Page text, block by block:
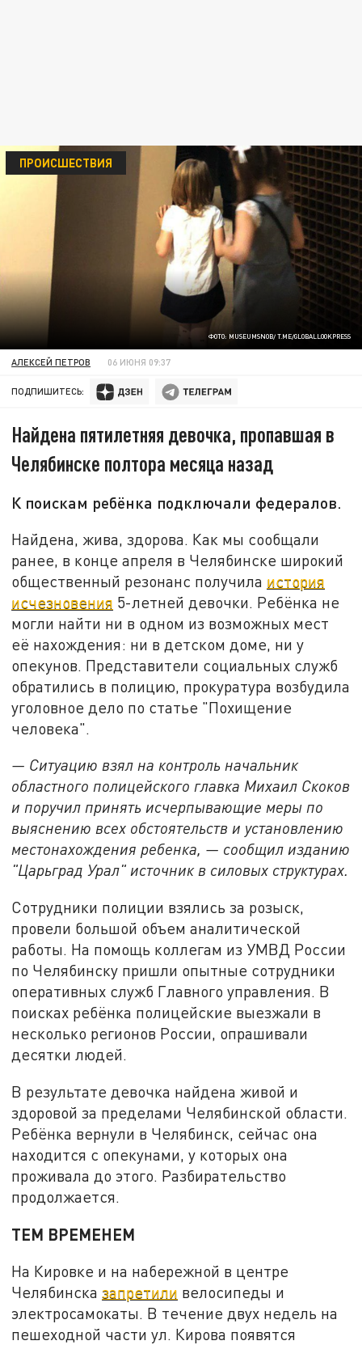
ФОТО: MUSEUMSNOB/ T.ME/GLOBALLOOKPRESS
ПРОИСШЕСТВИЯ
АЛЕКСЕЙ ПЕТРОВ 06 ИЮНЯ 09:37
ПОДПИШИТЕСЬ:
Найдена пятилетняя девочка, пропавшая в
Челябинске полтора месяца назад
К поискам ребёнка подключали федералов.
Найдена, жива, здорова. Как мы сообщали
ранее, в конце апреля в Челябинске широкий
общественный резонанс получила история
исчезновения 5-летней девочки. Ребёнка не
могли найти ни в одном из возможных мест
её нахождения: ни в детском доме, ни у
опекунов. Представители социальных служб
обратились в полицию, прокуратура возбудила
уголовное дело по статье "Похищение
человека".
— Ситуацию взял на контроль начальник
областного полицейского главка Михаил Скоков
и поручил принять исчерпывающие меры по
выяснению всех обстоятельств и установлению
местонахождения ребенка, — сообщил изданию
"Царьград Урал" источник в силовых структурах.
Сотрудники полиции взялись за розыск,
провели большой объем аналитической
работы. На помощь коллегам из УМВД России
по Челябинску пришли опытные сотрудники
оперативных служб Главного управления. В
поисках ребёнка полицейские выезжали в
несколько регионов России, опрашивали
десятки людей.
В результате девочка найдена живой и
здоровой за пределами Челябинской области.
Ребёнка вернули в Челябинск, сейчас она
находится с опекунами, у которых она
проживала до этого. Разбирательство
продолжается.
ТЕМ ВРЕМЕНЕМ
На Кировке и на набережной в центре
Челябинсказапретили велосипеды и
электросамокаты. В течение двух недель на
пешеходной части ул. Кирова появятся